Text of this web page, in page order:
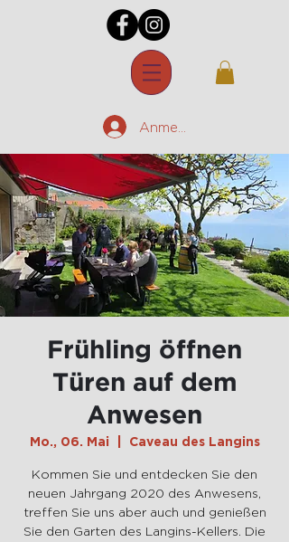
Anmelden
Frühling öffnen
Türen auf dem
Anwesen
Mo., 06. Mai Caveau des Langins
Kommen Sie und entdecken Sie den
neuen Jahrgang 2020 des Anwesens,
treffen Sie uns aber auch und genießen
Sie den Garten des Langins-Kellers. Die